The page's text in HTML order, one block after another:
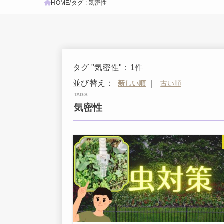
HOME タグ : 気密性
タグ "気密性"：1件
並び替え：
｜
気密性